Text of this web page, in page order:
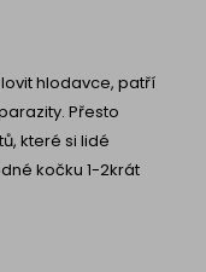
hlodavce, patří
Přesto
které si lidé
kočku 1-2krát